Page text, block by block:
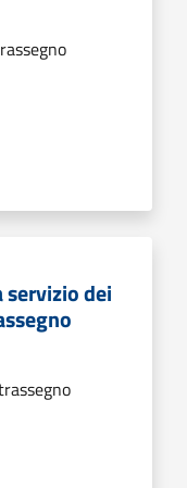
servizio dei